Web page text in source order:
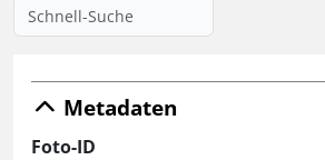
Metadaten
Foto-ID